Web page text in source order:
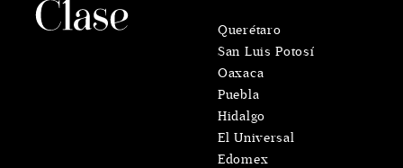
Querétaro
San Luis Potosí
Oaxaca
Puebla
Hidalgo
El Universal
Edomex